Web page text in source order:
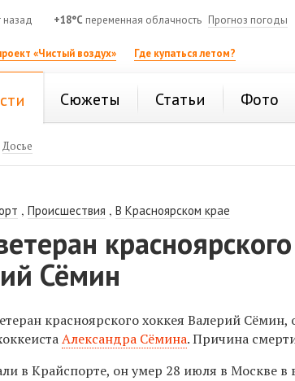
назад +18°C переменная облачность Прогноз погоды
«Чистый воздух» Где купаться летом?
Сюжеты Статьи Фото
Досье
,Происшествия ,В Красноярском крае
Сёмин
красноярского хоккея Валерий Сёмин,
Александра Сёмина. Причина
в Крайспорте, он умер 28 июля в Москве в